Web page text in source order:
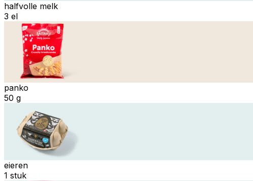
halfvolle melk
3 el
panko
50 g
eieren
1 stuk